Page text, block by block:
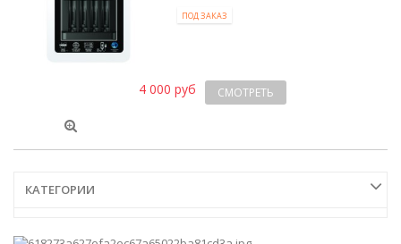
ПОД ЗАКАЗ
4 000 руб СМОТРЕТЬ
КАТЕГОРИИ